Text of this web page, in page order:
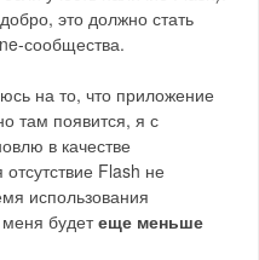
это должно стать
сообщества.
на то, что приложение
там появится, я с
в качестве
Flash не
использования
меня будетеще меньше